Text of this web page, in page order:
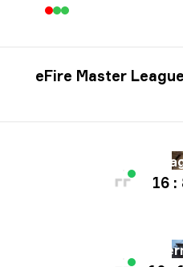
eFire Master
16 :